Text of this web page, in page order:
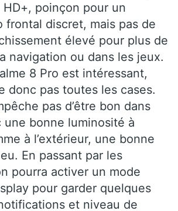
poinçon pour un
frontal discret, mais pas de
élevé pour plus de
navigation ou dans les jeux.
8 Pro est intéressant,
donc pas toutes les cases.
pas d’être bon dans
une bonne luminosité à
à l’extérieur, une bonne
En passant par les
pourra activer un mode
pour garder quelques
et niveau de